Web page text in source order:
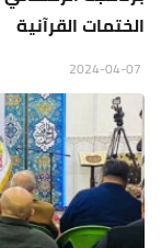
الختمات القرآنية